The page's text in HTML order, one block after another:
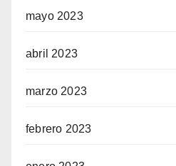
mayo 2023
abril 2023
marzo 2023
febrero 2023